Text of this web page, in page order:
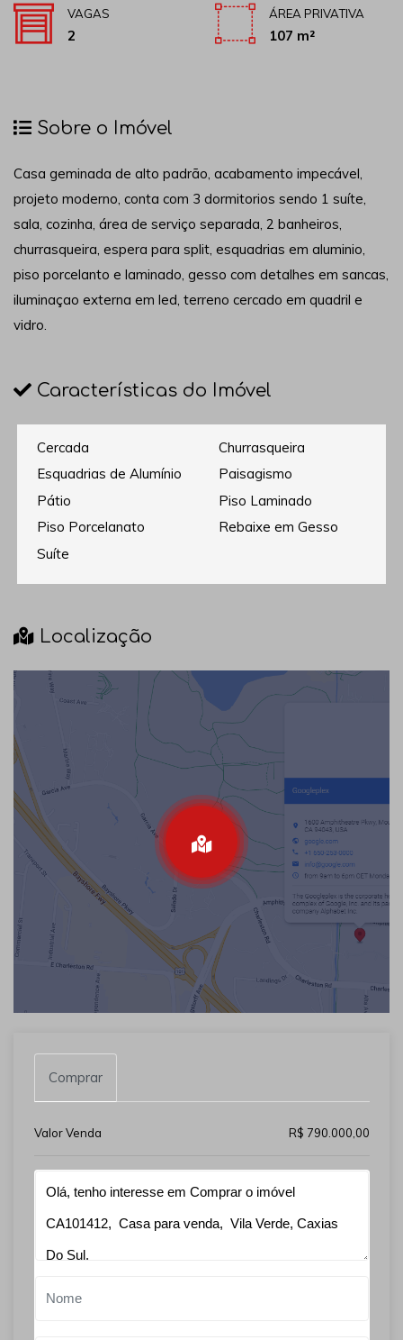
VAGAS
2
ÁREA PRIVATIVA
107 m²
Sobre o Imóvel
Casa geminada de alto padrão, acabamento impecável,
projeto moderno, conta com 3 dormitorios sendo 1 suíte,
sala, cozinha, área de serviço separada, 2 banheiros,
churrasqueira, espera para split, esquadrias em aluminio,
piso porcelanto e laminado, gesso com detalhes em sancas,
iluminaçao externa em led, terreno cercado em quadril e
vidro.
Características do Imóvel
Cercada
Churrasqueira
Esquadrias de Alumínio
Paisagismo
Pátio
Piso Laminado
Piso Porcelanato
Rebaixe em Gesso
Suíte
Localização
Comprar
Valor Venda R$ 790.000,00